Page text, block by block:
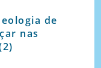
de
nas